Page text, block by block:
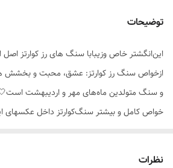
توضیحات
این‌انگشتر خاص وزیبابا سنگ های رز کوارتز
ازخواص سنگ رز کوارتز: عشق، محبت و
و سنگ متولدین ماه‌های مهر و اردیبهشت
خواص کامل و بیشتر سنگ‌کوارتز داخل عکسهای
نظرات